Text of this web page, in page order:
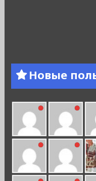
Новые